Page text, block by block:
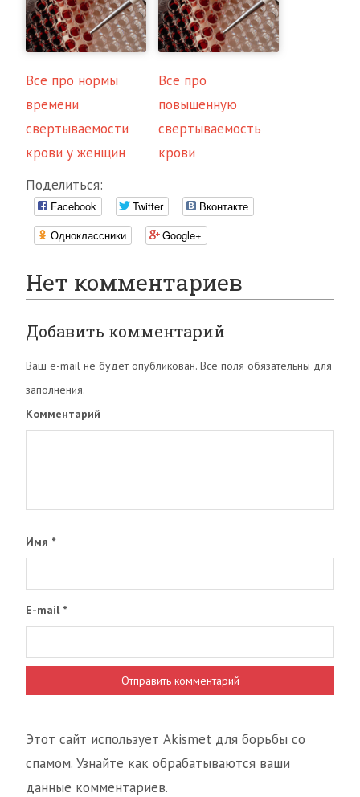
Все про нормы
времени
свертываемости
крови у женщин
Все про
повышенную
свертываемость
крови
Поделиться:
Facebook Twitter
Вконтакте
Одноклассники
Google+
Нет комментариев
Добавить комментарий
Ваш e-mail не будет опубликован. Все поля обязательны для
заполнения.
Комментарий
Имя *
E-mail *
Этот сайт использует Akismet для борьбы со
спамом. Узнайте как обрабатываются ваши
данные комментариев.